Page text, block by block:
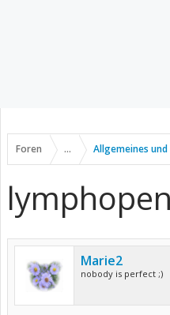
Foren ... Allgemeines und
Marie2
nobody is perfect ;)